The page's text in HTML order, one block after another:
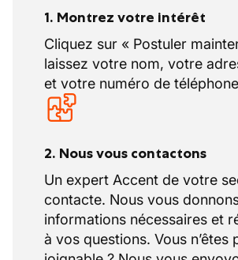
1. Montrez votre intérêt
Cliquez sur « Postuler
laissez votre nom, votre
et votre numéro de
2. Nous vous contactons
Un expert Accent de votre
contacte. Nous vous
informations nécessaires et
à vos questions. Vous n’êtes